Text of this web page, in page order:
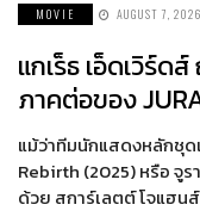
MOVIE AUGUST 7, 2026
แกเร็ธ เอ็ดเวิร์
ภาคต่อของ
แม้ว่าทีมนักแสดงหลักชุ
Rebirth (2025) หรือ จู
ด้วย สการ์เลตต์ โจแฮน